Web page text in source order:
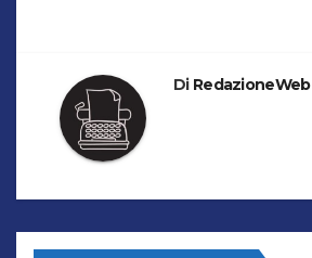
Di RedazioneWeb